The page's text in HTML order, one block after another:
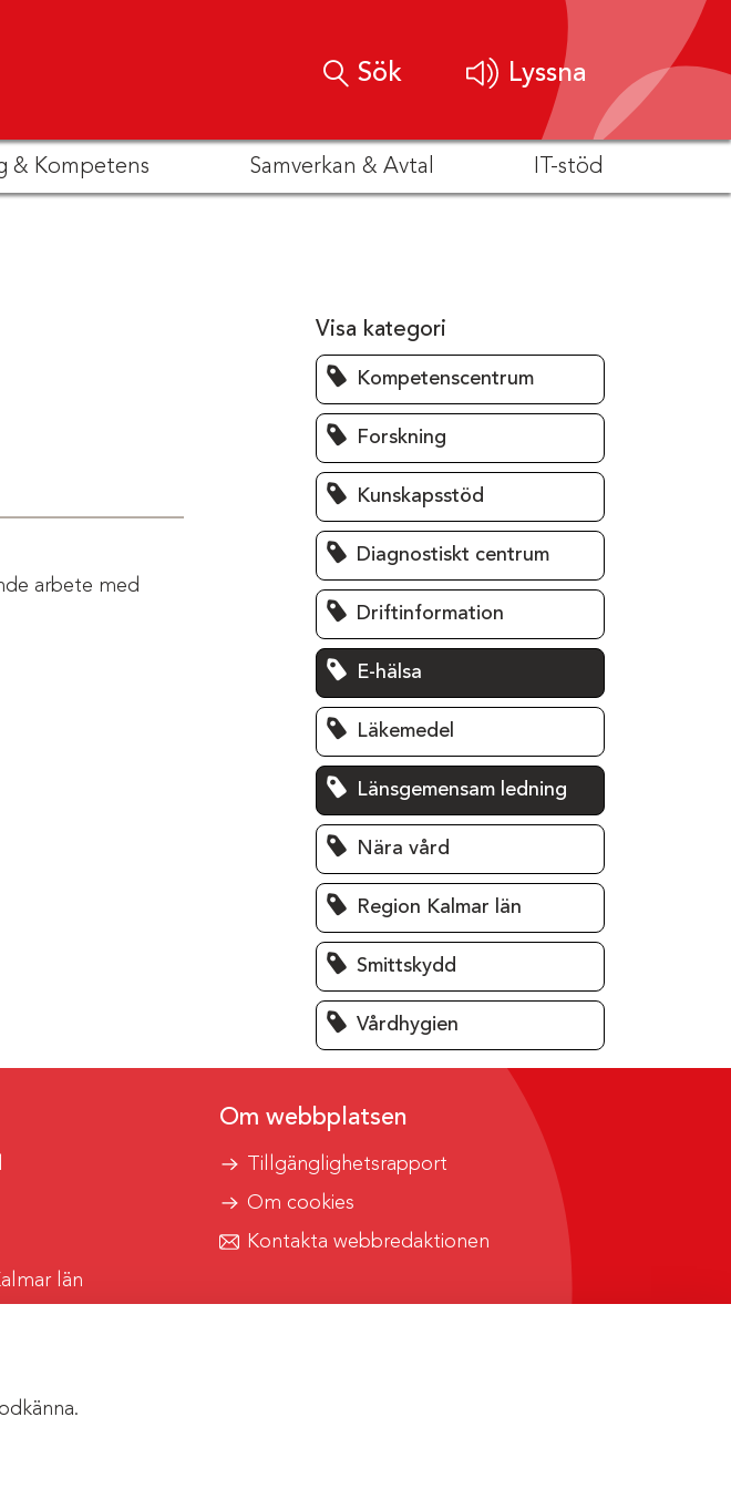
Sök Lyssna
& Kompetens Samverkan & Avtal IT-stöd
arbete med
Visa kategori
Kompetenscentrum
Forskning
Kunskapsstöd
Diagnostiskt centrum
Driftinformation
E-hälsa
Läkemedel
Länsgemensam ledning
Nära vård
Region Kalmar län
Smittskydd
Vårdhygien
län
Om webbplatsen
Tillgänglighetsrapport
Om cookies
Kontakta webbredaktionen